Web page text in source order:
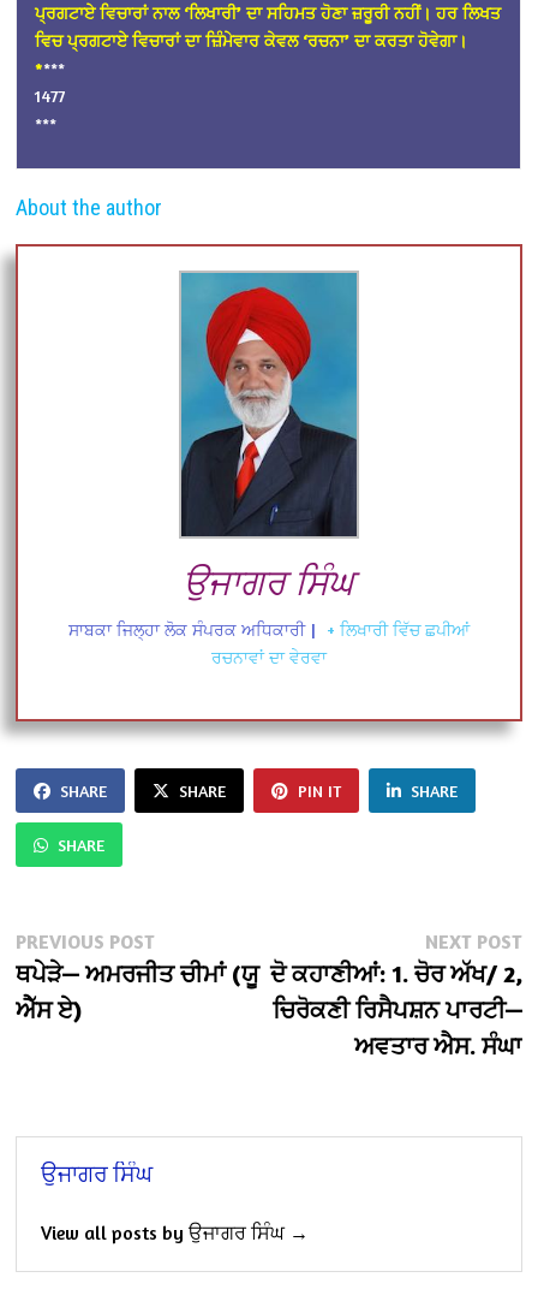
ਪ੍ਰਗਟਾਏ ਵਿਚਾਰਾਂ ਨਾਲ ‘ਲਿਖਾਰੀ’ ਦਾ ਸਹਿਮਤ ਹੋਣਾ ਜ਼ਰੂਰੀ ਨਹੀਂ। ਹਰ ਲਿਖਤ
ਵਿਚ ਪ੍ਰਗਟਾਏ ਵਿਚਾਰਾਂ ਦਾ ਜ਼ਿੰਮੇਵਾਰ ਕੇਵਲ ‘ਰਚਨਾ’ ਦਾ ਕਰਤਾ ਹੋਵੇਗਾ।
****
1477
***
About the author
ਉਜਾਗਰ ਸਿੰਘ
ਸਾਬਕਾ ਜਿਲ੍ਹਾ ਲੋਕ ਸੰਪਰਕ ਅਧਿਕਾਰੀ |
+ ਲਿਖਾਰੀ ਵਿੱਚ ਛਪੀਆਂ
ਰਚਨਾਵਾਂ ਦਾ ਵੇਰਵਾ
SHARE SHARE PIN IT SHARE
SHARE
Post
navigation
PREVIOUS POSTPrevious
post:
ਥਪੇੜੇ— ਅਮਰਜੀਤ ਚੀਮਾਂ (ਯੂ
ਐੱਸ ਏ)
NEXT POST
ਦੋ ਕਹਾਣੀਆਂ: 1. ਚੋਰ ਅੱਖ/ 2,
ਚਿਰੋਕਣੀ ਰਿਸੈਪਸ਼ਨ ਪਾਰਟੀ—
ਅਵਤਾਰ ਐਸ. ਸੰਘਾ
ਉਜਾਗਰ ਸਿੰਘ
View all posts by ਉਜਾਗਰ ਸਿੰਘ →